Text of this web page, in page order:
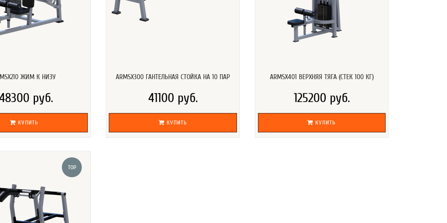
ЖИМ К НИЗУ
руб.
КУПИТЬ
ARMSX300 ГАНТЕЛЬНАЯ СТОЙКА НА 10 ПАР
41100 руб.
КУПИТЬ
ARMSX401 ВЕРХНЯЯ ТЯГА (СТЕК 100 КГ)
125200 руб.
КУПИТЬ
TOP